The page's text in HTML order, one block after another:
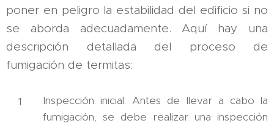
poner en peligro la estabilidad del edificio si no
se aborda adecuadamente. Aquí hay una
descripción detallada del proceso de
fumigación de termitas:
Inspección inicial: Antes de llevar a cabo la
fumigación, se debe realizar una inspección